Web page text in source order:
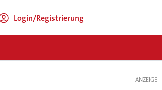
Login/Registrierung
ANZEIGE